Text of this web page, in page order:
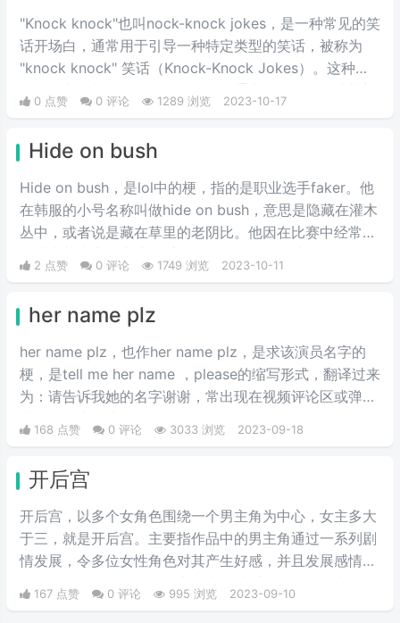
"Knock knock"也叫nock-knock jokes，是一种常见的笑
话开场白，通常用于引导一种特定类型的笑话，被称为
"knock knock" 笑话（Knock-Knock Jokes）。这种笑
话的特点是基于简单的问答形式，通常涉及一个模拟敲门
的互动，最后通过双关语来制造笑点。
0 点赞 0 评论 1289 浏览 2023-10-17
Hide on bush
Hide on bush，是lol中的梗，指的是职业选手faker。他
在韩服的小号名称叫做hide on bush，意思是隐藏在灌木
丛中，或者说是藏在草里的老阴比。他因在比赛中经常利
用灌木丛来实现突袭而受到众人的赞誉。自此，hide on
bush这个词语成为了“灌木丛里的隐藏高手”的代表。而在
2 点赞 0 评论 1749 浏览 2023-10-11
her name plz
her name plz，也作her name plz，是求该演员名字的
梗，是tell me her name ，please的缩写形式，翻译过来
为：请告诉我她的名字谢谢，常出现在视频评论区或弹
168 点赞 0 评论 3033 浏览 2023-09-18
开后宫
开后宫，以多个女角色围绕一个男主角为中心，女主多大
于三，就是开后宫。主要指作品中的男主角通过一系列剧
情发展，令多位女性角色对其产生好感，并且发展感情
线。相对来说并不会发生实质上的关系，感情故事中的暧
昧属性居多。以往在日本动漫或轻小说中广泛存在，而国
167 点赞 0 评论 995 浏览 2023-09-10